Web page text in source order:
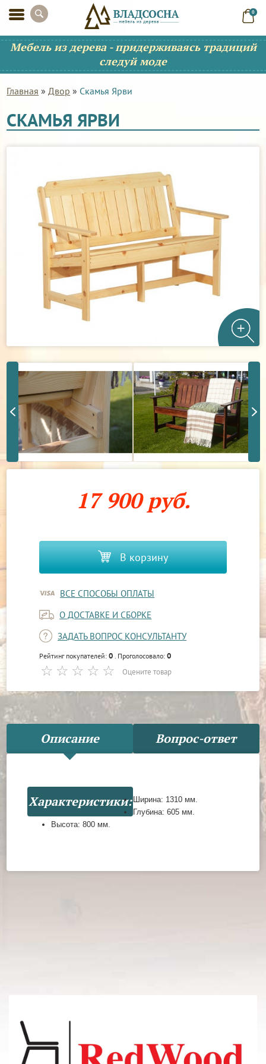
0
Мебель из дерева - придерживаясь традиций
следуй моде
Главная »Двор » Скамья Ярви
СКАМЬЯ ЯРВИ
17 900 руб.
В корзину
ВСЕ СПОСОБЫ ОПЛАТЫ
О ДОСТАВКЕ И СБОРКЕ
ЗАДАТЬ ВОПРОС КОНСУЛЬТАНТУ
Рейтинг покупателей:0 . Проголосовало:0
Оцените товар
Описание Вопрос-ответ
Характеристики:Ширина: 1310 мм.
Глубина: 605 мм.
Высота:800 мм.